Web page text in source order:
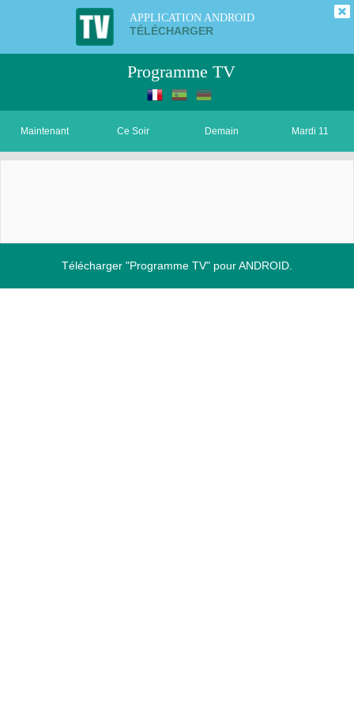
APPLICATION ANDROID
TÉLÉCHARGER
Programme TV
Maintenant Ce Soir Demain Mardi 11
Télécharger "Programme TV" pour ANDROID.